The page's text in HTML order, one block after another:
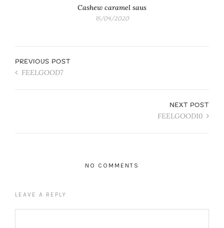
Cashew caramel saus
15/04/2020
PREVIOUS POST
FEELGOOD7
NEXT POST
FEELGOOD10
NO COMMENTS
LEAVE A REPLY